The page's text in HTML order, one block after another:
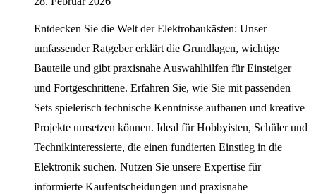
Entdecken Sie die Welt der Elektrobaukästen: Unser
umfassender Ratgeber erklärt die Grundlagen, wichtige
Bauteile und gibt praxisnahe Auswahlhilfen für Einsteiger
und Fortgeschrittene. Erfahren Sie, wie Sie mit passenden
Sets spielerisch technische Kenntnisse aufbauen und kreative
Projekte umsetzen können. Ideal für Hobbyisten, Schüler und
Technikinteressierte, die einen fundierten Einstieg in die
Elektronik suchen. Nutzen Sie unsere Expertise für
informierte Kaufentscheidungen und praxisnahe